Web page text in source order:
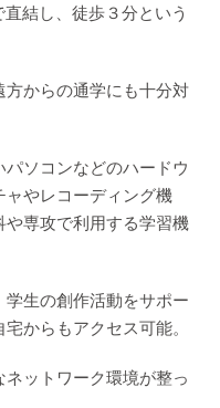
結し、徒歩３分という
からの通学にも十分対
ソコンなどのハードウ
やレコーディング機
専攻で利用する学習機
生の創作活動をサポー
からもアクセス可能。
ットワーク環境が整っ